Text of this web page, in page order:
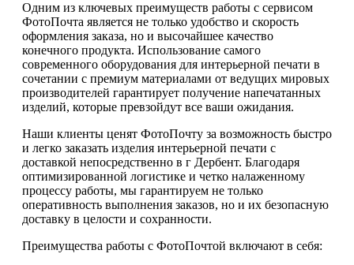
Одним из ключевых преимуществ работы с сервисом
ФотоПочта является не только удобство и скорость
оформления заказа, но и высочайшее качество
конечного продукта. Использование самого
современного оборудования для интерьерной печати в
сочетании с премиум материалами от ведущих мировых
производителей гарантирует получение напечатанных
изделий, которые превзойдут все ваши ожидания.
Наши клиенты ценят ФотоПочту за возможность быстро
и легко заказать изделия интерьерной печати с
доставкой непосредственно в г Дербент. Благодаря
оптимизированной логистике и четко налаженному
процессу работы, мы гарантируем не только
оперативность выполнения заказов, но и их безопасную
доставку в целости и сохранности.
Преимущества работы с ФотоПочтой включают в себя: